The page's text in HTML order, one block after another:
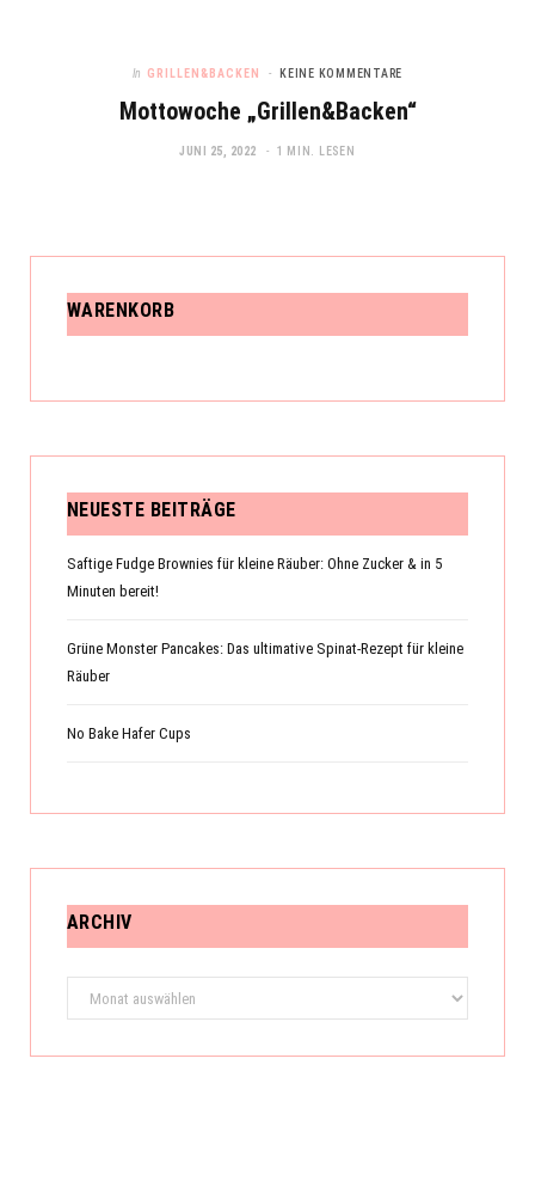
In GRILLEN&BACKEN KEINE KOMMENTARE
Mottowoche „Grillen&Backen“
JUNI 25, 2022 1 MIN. LESEN
WARENKORB
NEUESTE BEITRÄGE
Saftige Fudge Brownies für kleine Räuber: Ohne Zucker & in 5
Minuten bereit!
Grüne Monster Pancakes: Das ultimative Spinat-Rezept für kleine
Räuber
No Bake Hafer Cups
ARCHIV
Archiv